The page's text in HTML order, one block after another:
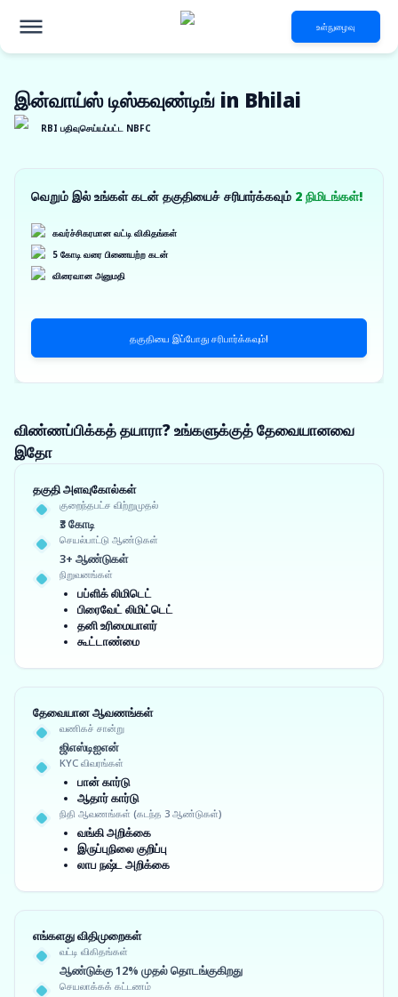
உள்நுழைவு
இன்வாய்ஸ் டிஸ்கவுண்டிங் in Bhilai
RBI பதிவுசெய்யப்பட்ட NBFC
வெறும் இல் உங்கள் கடன் தகுதியைச் சரிபார்க்கவும் 2 நிமிடங்கள்!
கவர்ச்சிகரமான வட்டி விகிதங்கள்
5 கோடி வரை பிணையற்ற கடன்
விரைவான அனுமதி
தகுதியை இப்போது சரிபார்க்கவும்!
விண்ணப்பிக்கத் தயாரா? உங்களுக்குத் தேவையானவை
இதோ
தகுதி அளவுகோல்கள்
குறைந்தபட்ச விற்றுமுதல்
₹3 கோடி
செயல்பாட்டு ஆண்டுகள்
3+ ஆண்டுகள்
நிறுவனங்கள்
பப்ளிக் லிமிடெட்
பிரைவேட் லிமிட்டெட்
தனி உரிமையாளர்
கூட்டாண்மை
தேவையான ஆவணங்கள்
வணிகச் சான்று
ஜிஎஸ்டிஐஎன்
KYC விவரங்கள்
பான் கார்டு
ஆதார் கார்டு
நிதி ஆவணங்கள் (கடந்த 3 ஆண்டுகள்)
வங்கி அறிக்கை
இருப்புநிலை குறிப்பு
லாப நஷ்ட அறிக்கை
எங்களது விதிமுறைகள்
வட்டி விகிதங்கள்
ஆண்டுக்கு 12% முதல் தொடங்குகிறது
செயலாக்கக் கட்டணம்